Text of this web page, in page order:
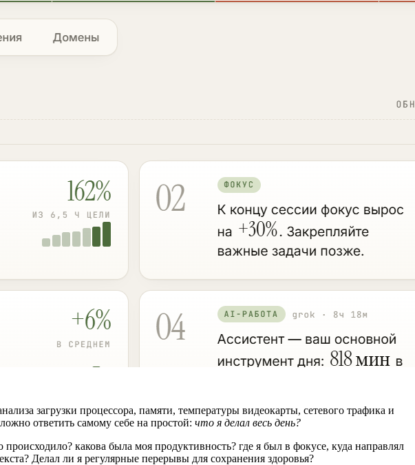
загрузки процессора, памяти, температуры видеокарты, сетевого трафика и
ответить самому себе на простой: что я делал весь день?
какова была моя продуктивность? где я был в фокусе, куда направлял
Делал ли я регулярные перерывы для сохранения здоровья?